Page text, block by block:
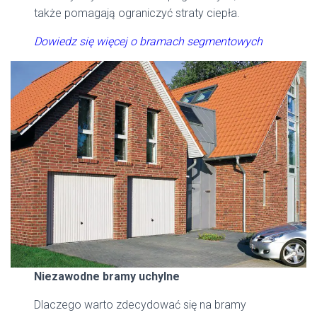
także pomagają ograniczyć straty ciepła.
Dowiedz się więcej o bramach segmentowych
Niezawodne bramy uchylne
Dlaczego warto zdecydować się na bramy